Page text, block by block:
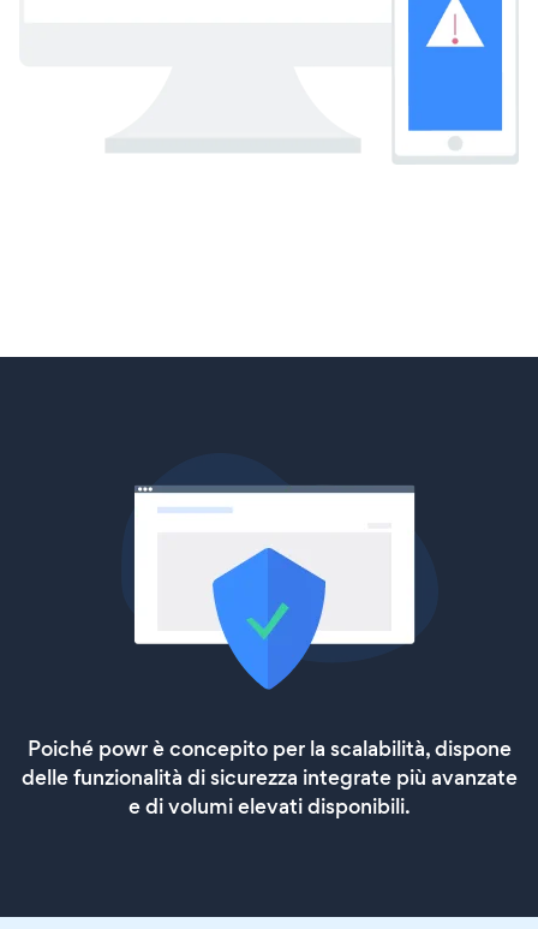
Poiché powr è concepito per la scalabilità, dispone
delle funzionalità di sicurezza integrate più avanzate
e di volumi elevati disponibili.